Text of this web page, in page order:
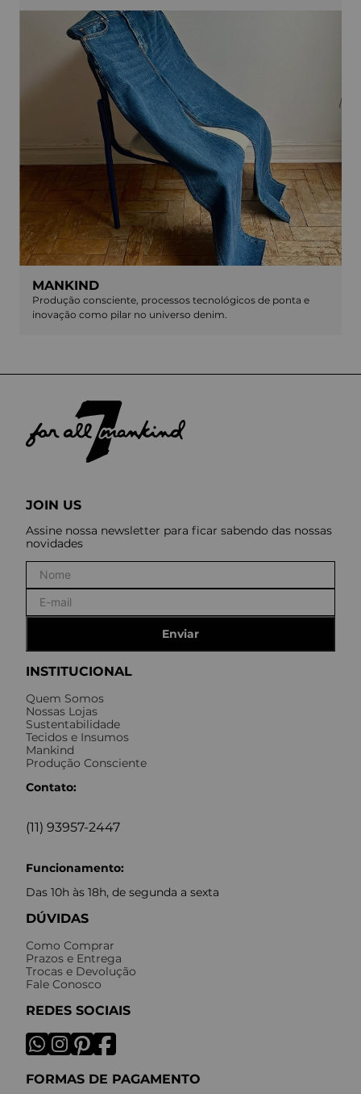
MANKIND
Produção consciente, processos tecnológicos de ponta e
inovação como pilar no universo denim.
INSTITUCIONAL
Quem Somos
Nossas Lojas
Sustentabilidade
Tecidos e Insumos
Mankind
Produção Consciente
Contato:
(11) 93957-2447
Funcionamento:
Das 10h às 18h, de segunda a sexta
DÚVIDAS
Como Comprar
Prazos e Entrega
Trocas e Devolução
Fale Conosco
REDES SOCIAIS
FORMAS DE PAGAMENTO
JOIN US
Assine nossa newsletter para ficar sabendo das nossas
novidades
Enviar